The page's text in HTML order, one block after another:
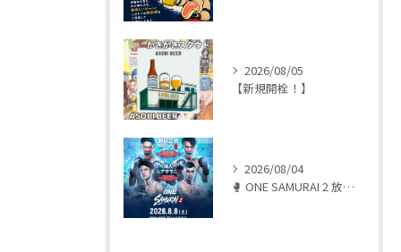
2026/08/05
【新規開栓！】
2026/08/04
🥊 ONE SAMURAI 2 放送します‼️